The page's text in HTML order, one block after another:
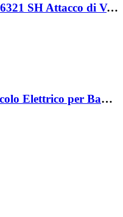
SH Attacco di Venom
Elettrico per Bambini